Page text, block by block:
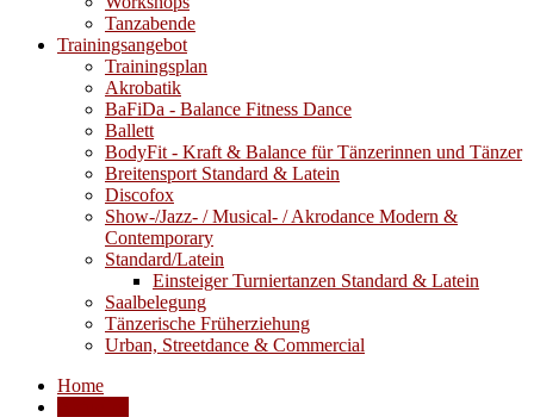
Tanzabende
Trainingsangebot
Trainingsplan
Akrobatik
BaFiDa - Balance Fitness Dance
Ballett
BodyFit - Kraft & Balance für Tänzerinnen und Tänzer
Breitensport Standard & Latein
Discofox
Show-/Jazz- / Musical- / Akrodance Modern &
Contemporary
Standard/Latein
Einsteiger Turniertanzen Standard & Latein
Saalbelegung
Tänzerische Früherziehung
Urban, Streetdance & Commercial
Home